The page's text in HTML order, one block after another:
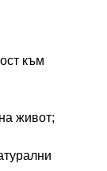
към
живот;